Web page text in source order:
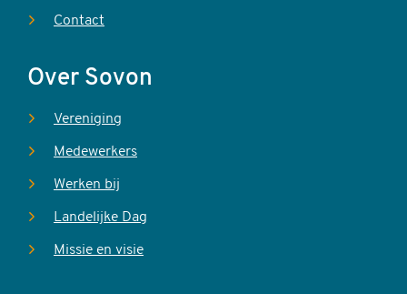
Contact
Over Sovon
Vereniging
Medewerkers
Werken bij
Landelijke Dag
Missie en visie